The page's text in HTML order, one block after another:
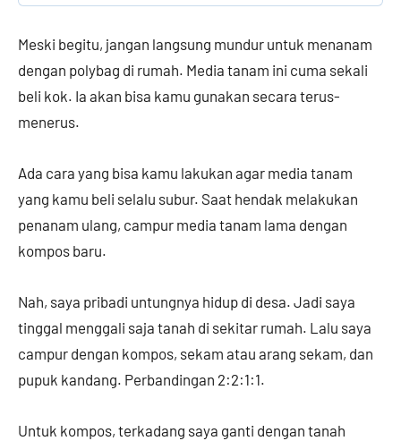
Meski begitu, jangan langsung mundur untuk menanam
dengan polybag di rumah. Media tanam ini cuma sekali
beli kok. Ia akan bisa kamu gunakan secara terus-
menerus.
Ada cara yang bisa kamu lakukan agar media tanam
yang kamu beli selalu subur. Saat hendak melakukan
penanam ulang, campur media tanam lama dengan
kompos baru.
Nah, saya pribadi untungnya hidup di desa. Jadi saya
tinggal menggali saja tanah di sekitar rumah. Lalu saya
campur dengan kompos, sekam atau arang sekam, dan
pupuk kandang. Perbandingan 2:2:1:1.
Untuk kompos, terkadang saya ganti dengan tanah